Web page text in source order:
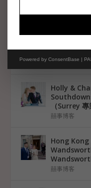
手如何席捲
Feature,囍事
Holly &
（Surrey 專
囍事博客
Hong
囍事博客
Powered by ConsentBase |